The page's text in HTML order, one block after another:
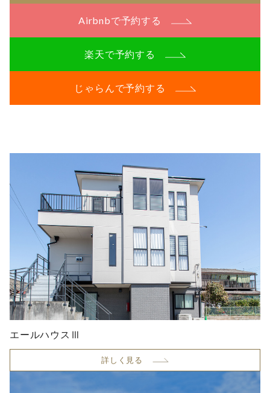
Airbnbで予約する
楽天で予約する
じゃらんで予約する
エールハウスⅢ
詳しく見る